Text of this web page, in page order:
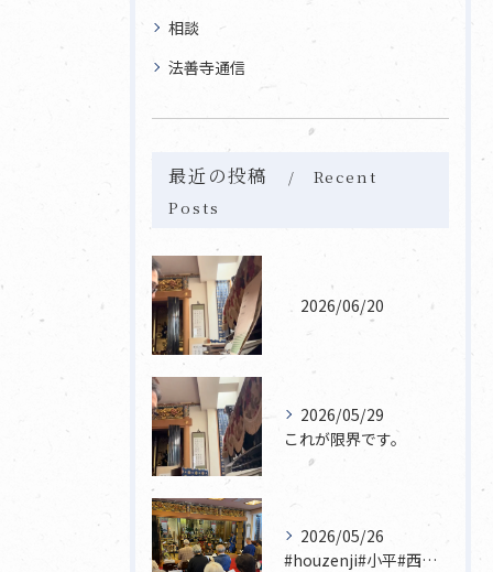
相談
法善寺通信
最近の投稿
Recent
Posts
2026/06/20
2026/05/29
これが限界です。
2026/05/26
#houzenji#小平#西東京市#東村山#立川市国分寺市寺...